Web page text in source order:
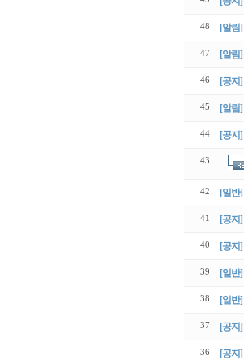
48 [알림]
47 [알림]
46 [공지]
45 [알림]
44 [공지]
43
42 [일반]
41 [공지]
40 [공지]
39 [일반]
38 [일반]
37 [공지]
36 [공지]